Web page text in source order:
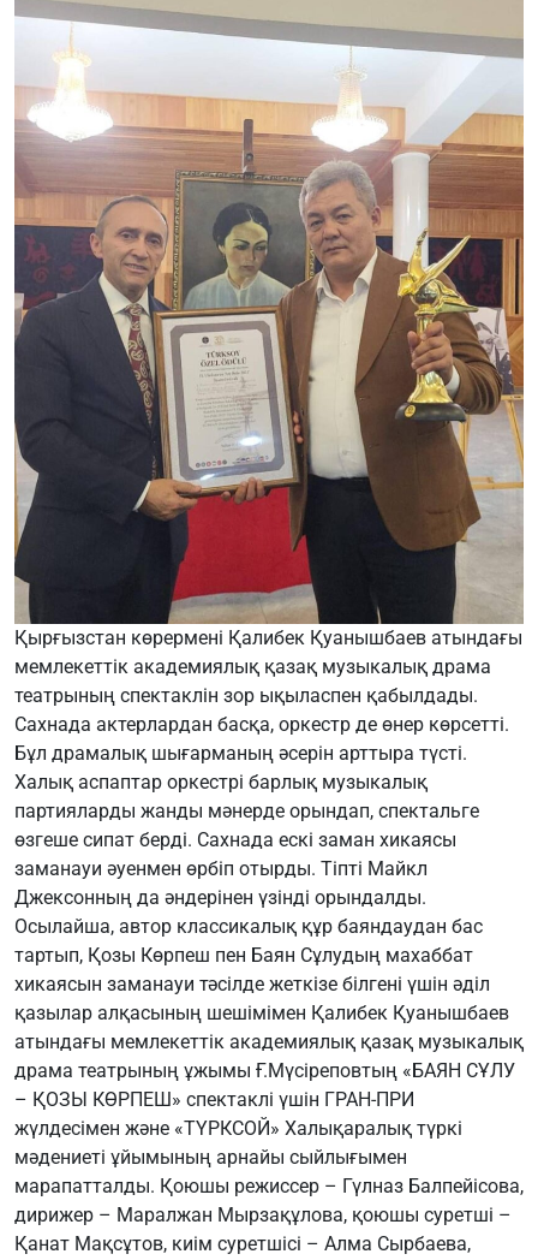
Қырғызстан көрермені Қалибек Қуанышбаев атындағы
мемлекеттік академиялық қазақ музыкалық драма
театрының спектаклін зор ықыласпен қабылдады.
Сахнада актерлардан басқа, оркестр де өнер көрсетті.
Бұл драмалық шығарманың әсерін арттыра түсті.
Халық аспаптар оркестрі барлық музыкалық
партияларды жанды мәнерде орындап, спектальге
өзгеше сипат берді. Сахнада ескі заман хикаясы
заманауи әуенмен өрбіп отырды. Тіпті Майкл
Джексонның да әндерінен үзінді орындалды.
Осылайша, автор классикалық құр баяндаудан бас
тартып, Қозы Көрпеш пен Баян Сұлудың махаббат
хикаясын заманауи тәсілде жеткізе білгені үшін әділ
қазылар алқасының шешімімен Қалибек Қуанышбаев
атындағы мемлекеттік академиялық қазақ музыкалық
драма театрының ұжымы Ғ.Мүсіреповтың «БАЯН СҰЛУ
– ҚОЗЫ КӨРПЕШ» спектаклі үшін ГРАН-ПРИ
жүлдесімен және «ТҮРКСОЙ» Халықаралық түркі
мәдениеті ұйымының арнайы сыйлығымен
марапатталды. Қоюшы режиссер – Гүлназ Балпейісова,
дирижер – Маралжан Мырзақұлова, қоюшы суретші –
Қанат Мақсұтов, киім суретшісі – Алма Сырбаева,